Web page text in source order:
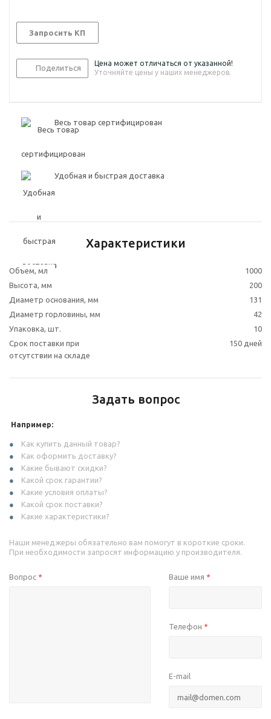
Запросить КП
Поделиться
Цена может отличаться от указанной!
Уточняйте цены у наших менеджеров.
Весь товар сертифицирован
Удобная и быстрая доставка
Характеристики
Объем, мл
1000
Высота, мм
200
Диаметр основания, мм
131
Диаметр горловины, мм
42
Упаковка, шт.
10
Срок поставки при
отсутствии на складе
150 дней
Задать вопрос
Например:
Как купить данный товар?
Как оформить доставку?
Какие бывают скидки?
Какой срок гарантии?
Какие условия оплаты?
Какой срок поставки?
Какие характеристики?
Наши менеджеры обязательно вам помогут в короткие сроки.
При необходимости запросят информацию у производителя.
Вопрос * Ваше имя *
Телефон *
E-mail